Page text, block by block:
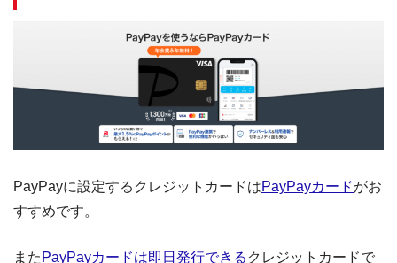
PayPayに設定するクレジットカードはPayPayカードがお
すすめです。
また PayPayカードは即日発行できる クレジットカードで